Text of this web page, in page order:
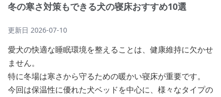
冬の寒さ対策もできる犬の寝床おすすめ10選
更新日 2026-07-10
愛犬の快適な睡眠環境を整えることは、健康維持に欠かせ
ません。
特に冬場は寒さから守るための暖かい寝床が重要です。
今回は保温性に優れた犬ベッドを中心に、様々なタイプの